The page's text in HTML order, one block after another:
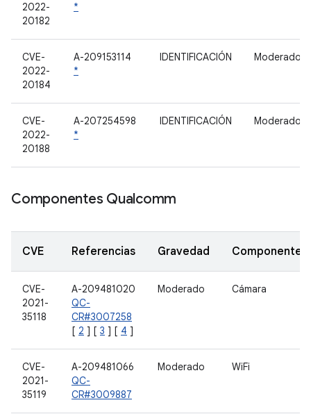
2022-
20182
*
CVE-
2022-
20184
A-209153114
*
IDENTIFICACIÓN Moderado
CVE-
2022-
20188
A-207254598
*
IDENTIFICACIÓN Moderado
Componentes Qualcomm
CVE Referencias Gravedad Componente
CVE-
2021-
35118
A-209481020
QC-
CR#3007258
[ 2 ] [ 3 ] [ 4 ]
Moderado Cámara
CVE-
2021-
35119
A-209481066
QC-
CR#3009887
Moderado WiFi